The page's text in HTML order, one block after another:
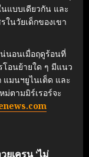
แบบเดียวกัน และ
นวัยเด็กของเขา
น่นอนเมื่อฤดูร้อนที่
อนย้ายใด ๆ มีแนว
แมนฯยูไนเต็ด และ
ตามมิร์เรอร์จะ
เครน ‘ไม่